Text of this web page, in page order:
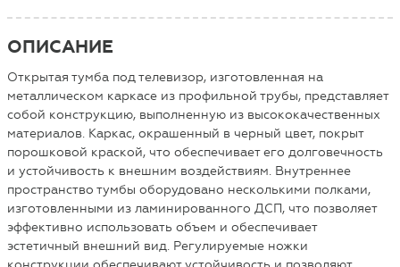
ОПИСАНИЕ
Открытая тумба под телевизор, изготовленная на
металлическом каркасе из профильной трубы, представляет
собой конструкцию, выполненную из высококачественных
материалов. Каркас, окрашенный в черный цвет, покрыт
порошковой краской, что обеспечивает его долговечность
и устойчивость к внешним воздействиям. Внутреннее
пространство тумбы оборудовано несколькими полками,
изготовленными из ламинированного ДСП, что позволяет
эффективно использовать объем и обеспечивает
эстетичный внешний вид. Регулируемые ножки